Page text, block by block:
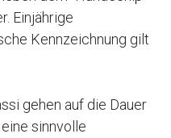
Einjährige
Kennzeichnung gilt
gehen auf die Dauer
sinnvolle